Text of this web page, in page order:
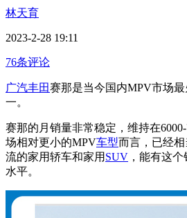
林天育
2023-2-28 19:11
76条评论
广汽丰田赛那是当今国内MPV市场
一。
赛那的月销量非常稳定，维持在
场相对更小的MPV车型而言，已经
流的家用轿车和家用 SUV ，能有这
水平。